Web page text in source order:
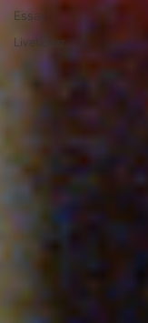
Essay
Liveticker